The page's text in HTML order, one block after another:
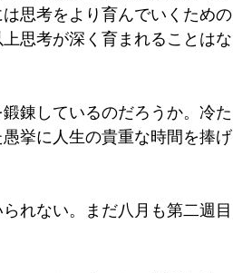
思考をより育んでいくための
思考が深く育まれることはな
錬しているのだろうか。冷た
挙に人生の貴重な時間を捧げ
れない。まだ八月も第二週目